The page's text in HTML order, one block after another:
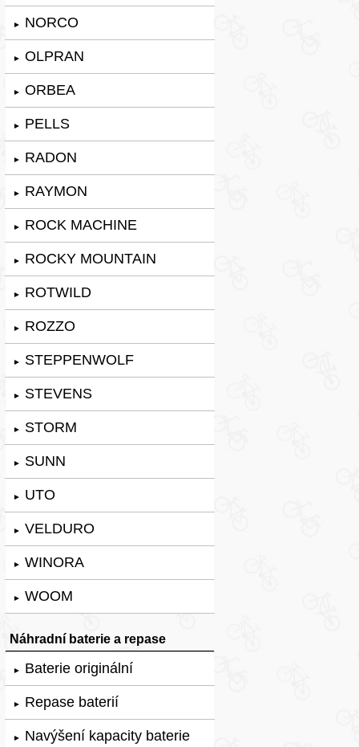
► NORCO
► OLPRAN
► ORBEA
► PELLS
► RADON
► RAYMON
► ROCK MACHINE
► ROCKY MOUNTAIN
► ROTWILD
► ROZZO
► STEPPENWOLF
► STEVENS
► STORM
► SUNN
► UTO
► VELDURO
► WINORA
► WOOM
Náhradní baterie a repase
► Baterie originální
► Repase baterií
► Navýšení kapacity baterie